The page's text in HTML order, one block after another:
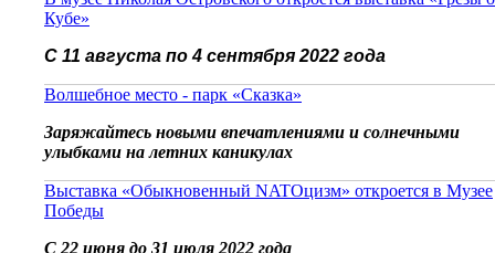
Кубе»
С 11 августа по 4 сентября 2022 года
Волшебное место - парк «Сказка»
Заряжайтесь новыми впечатлениями и солнечными
улыбками на летних каникулах
Выставка «Обыкновенный NATOцизм» откроется в Музее
Победы
С 22 июня до 31 июля 2022 года